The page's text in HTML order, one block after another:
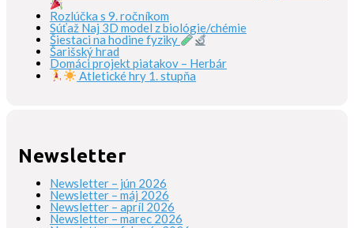
Rozlúčka s 9. ročníkom
Súťaž Naj 3D model z biológie/chémie
Šiestaci na hodine fyziky
Šarišský hrad
Domáci projekt piatakov – Herbár
Atletické hry 1. stupňa
Newsletter
Newsletter – jún 2026
Newsletter – máj 2026
Newsletter – apríl 2026
Newsletter – marec 2026